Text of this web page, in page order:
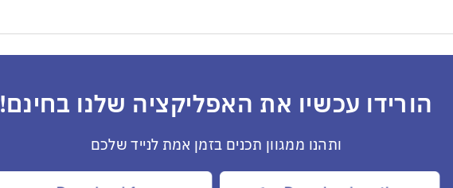
הורידו עכשיו את האפליקציה שלנו בחינם!
ותהנו ממגוון תכנים בזמן אמת לנייד שלכם